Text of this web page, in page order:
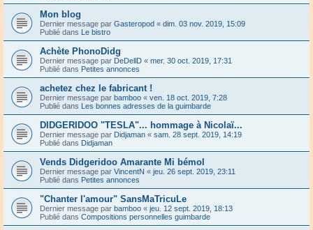
Mon blog
Dernier message par Gasteropod « dim. 03 nov. 2019, 15:09
Publié dans Le bistro
Achète PhonoDidg
Dernier message par DeDellD « mer. 30 oct. 2019, 17:31
Publié dans Petites annonces
achetez chez le fabricant !
Dernier message par bamboo « ven. 18 oct. 2019, 7:28
Publié dans Les bonnes adresses de la guimbarde
DIDGERIDOO "TESLA"... hommage à Nicolaï...
Dernier message par Didjaman « sam. 28 sept. 2019, 14:19
Publié dans Didjaman
Vends Didgeridoo Amarante Mi bémol
Dernier message par VincentN « jeu. 26 sept. 2019, 23:11
Publié dans Petites annonces
"Chanter l'amour" SansMaTricuLe
Dernier message par bamboo « jeu. 12 sept. 2019, 18:13
Publié dans Compositions personnelles guimbarde